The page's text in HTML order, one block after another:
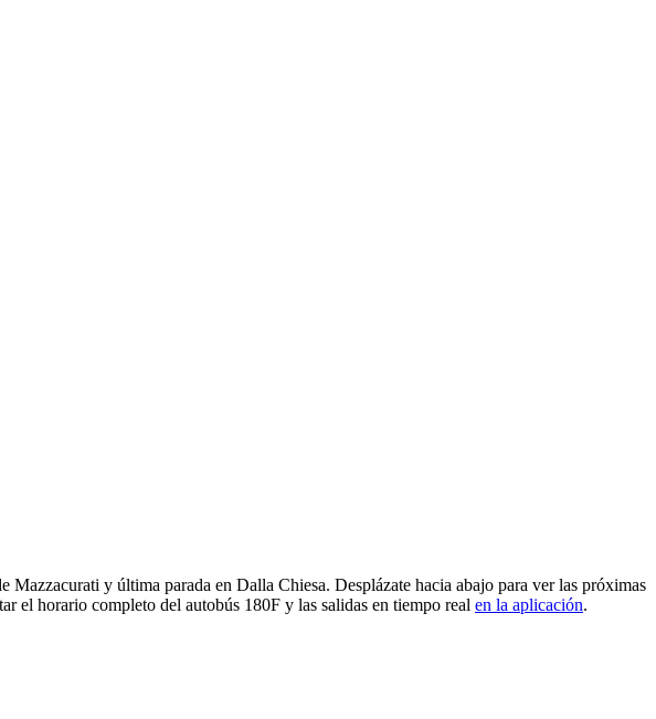
y última parada en Dalla Chiesa. Desplázate hacia abajo para ver las próximas
el horario completo del autobús 180F y las salidas en tiempo real en la aplicación.